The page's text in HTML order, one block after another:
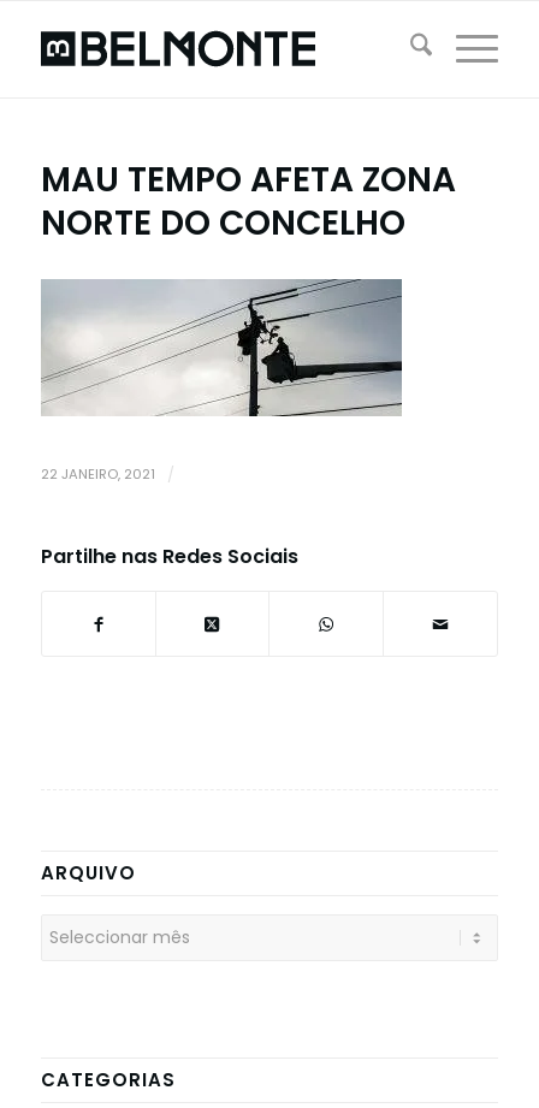
MAU TEMPO AFETA ZONA
NORTE DO CONCELHO
22 JANEIRO, 2021 /
Partilhe nas Redes Sociais
ARQUIVO
CATEGORIAS